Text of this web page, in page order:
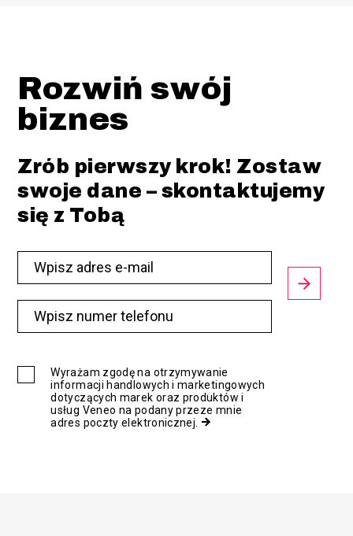
Rozwiń swój
biznes
Zrób pierwszy krok! Zostaw
swoje dane – skontaktujemy
się z Tobą
Wyrażam zgodę na otrzymywanie
informacji handlowych i marketingowych
dotyczących marek oraz produktów i
usług Veneo na podany przeze mnie
adres poczty elektronicznej.